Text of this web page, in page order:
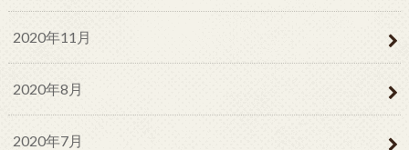
2020年11月
2020年8月
2020年7月